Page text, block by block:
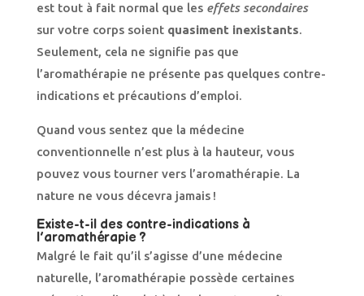
est tout à fait normal que les effets secondaires
sur votre corps soient quasiment inexistants.
Seulement, cela ne signifie pas que
l’aromathérapie ne présente pas quelques contre-
indications et précautions d’emploi.
Quand vous sentez que la médecine
conventionnelle n’est plus à la hauteur, vous
pouvez vous tourner vers l’aromathérapie. La
nature ne vous décevra jamais !
Existe-t-il des contre-indications à
l’aromathérapie ?
Malgré le fait qu’il s’agisse d’une médecine
naturelle, l’aromathérapie possède certaines